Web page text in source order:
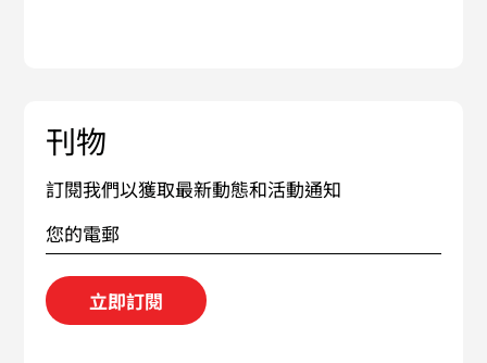
刊物
訂閱我們以獲取最新動態和活動通知
立即訂閱